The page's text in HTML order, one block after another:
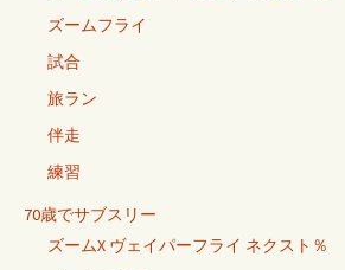
ズームフライ
試合
旅ラン
伴走
練習
70歳でサブスリー
ズームX ヴェイパーフライ ネクスト％